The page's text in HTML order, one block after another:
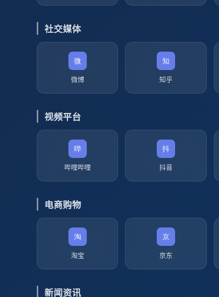
社交媒体
微博 知乎
视频平台
哔哩哔哩 抖音
电商购物
淘宝 京东
新闻资讯